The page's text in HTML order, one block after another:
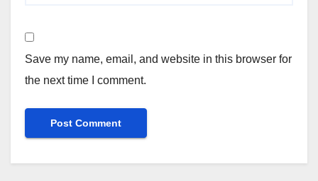
Save my name, email, and website in this browser for
the next time I comment.